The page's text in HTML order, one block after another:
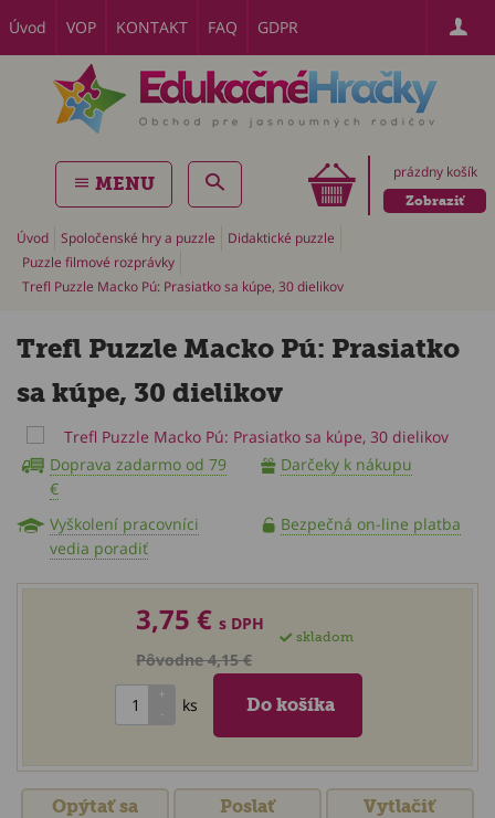
Úvod VOP KONTAKT FAQ GDPR
prázdny košík
Zobraziť
MENU
Úvod Spoločenské hry a puzzle
Didaktické puzzle
Puzzle filmové rozprávky
Trefl Puzzle Macko Pú: Prasiatko sa kúpe, 30 dielikov
Trefl Puzzle Macko Pú: Prasiatko
sa kúpe, 30 dielikov
Doprava zadarmo od 79
€
Darčeky k nákupu
Vyškolení pracovníci
vedia poradiť
Bezpečná on-line platba
3,75 € s DPH
Pôvodne 4,15 €
skladom
ks
Opýtať sa Poslať Vytlačiť